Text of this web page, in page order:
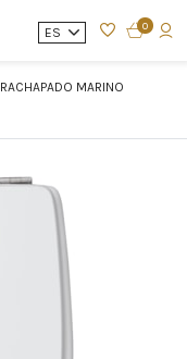
ES 0
MARINO